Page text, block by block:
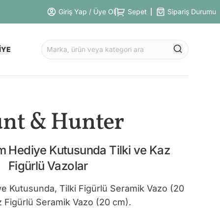
Giriş Yap / Üye Ol Sepet Sipariş Durumu
& Hunter
Hediye Kutusunda Tilki ve Kaz
Figürlü Vazolar
Kutusunda, Tilki Figürlü Seramik Vazo (20
Figürlü Seramik Vazo (20 cm).